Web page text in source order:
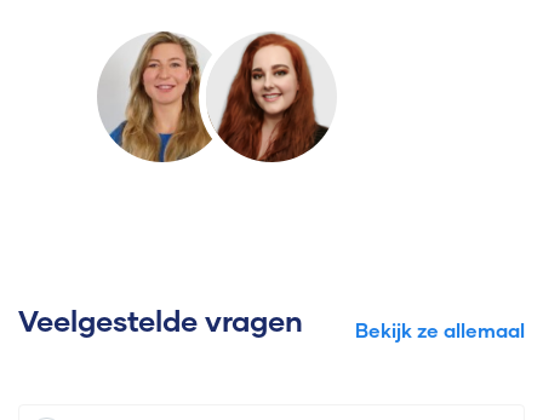
Veelgestelde vragen Bekijk ze allemaal